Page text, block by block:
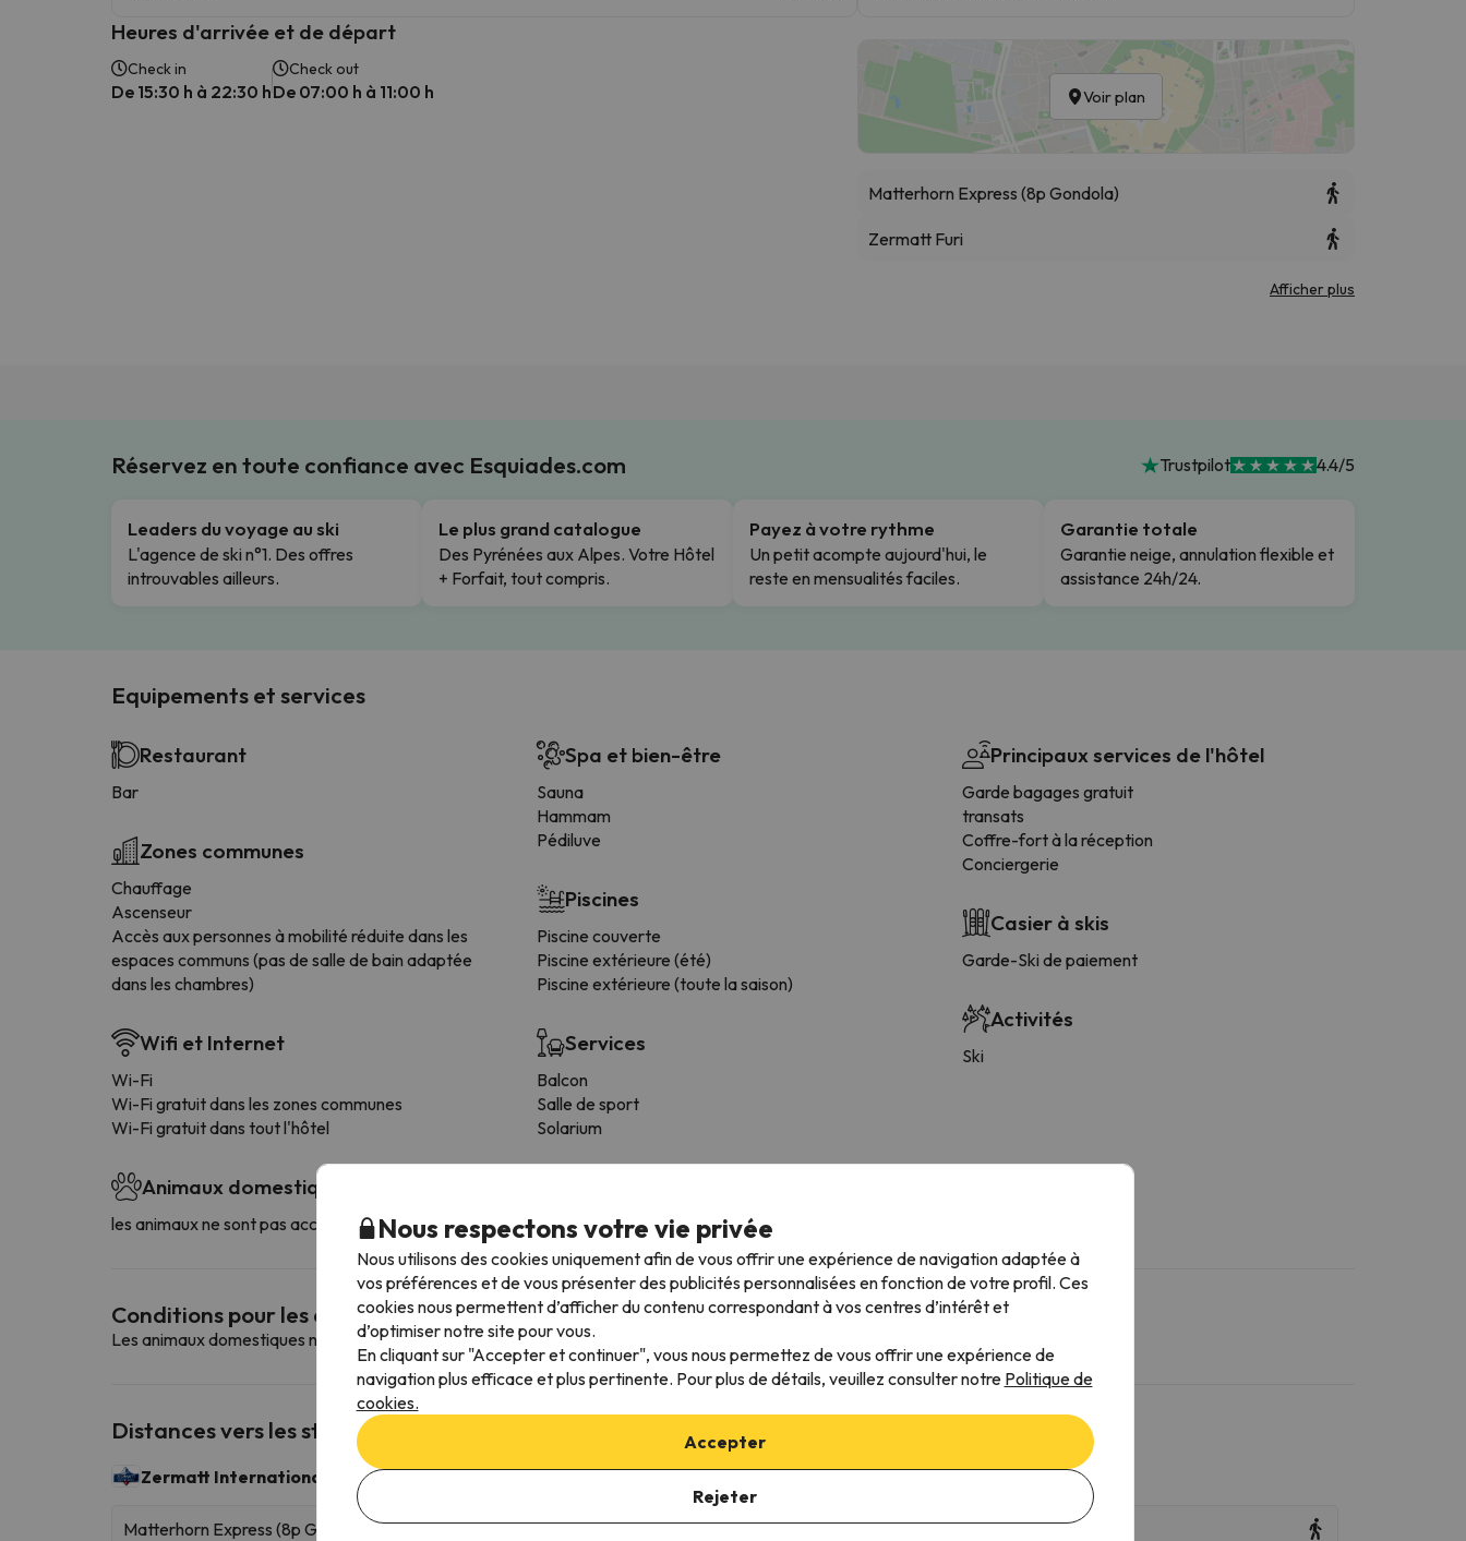
Heures d'arrivée et de départ
Check in
De 15:30 h à 22:30 h
Check out
De 07:00 h à 11:00 h Voir plan
Matterhorn Express (8p Gondola)
Zermatt Furi
Afficher plus
Réservez en toute confiance avec Esquiades.com Trustpilot 4.4/5
Leaders du voyage au ski
L'agence de ski n°1. Des offres
introuvables ailleurs.
Le plus grand catalogue
Des Pyrénées aux Alpes. Votre Hôtel
+ Forfait, tout compris.
Payez à votre rythme
Un petit acompte aujourd'hui, le
reste en mensualités faciles.
Garantie totale
Garantie neige, annulation flexible et
assistance 24h/24.
Equipements et services
Restaurant
Bar
Zones communes
Chauffage
Ascenseur
Accès aux personnes à mobilité réduite dans les
espaces communs (pas de salle de bain adaptée
dans les chambres)
Wifi et Internet
Wi-Fi
Wi-Fi gratuit dans les zones communes
Wi-Fi gratuit dans tout l'hôtel
Animaux domestiques
les animaux ne sont pas acceptés
Spa et bien-être
Sauna
Hammam
Pédiluve
Piscines
Piscine couverte
Piscine extérieure (été)
Piscine extérieure (toute la saison)
Services
Balcon
Salle de sport
Solarium
Principaux services de l'hôtel
Garde bagages gratuit
transats
Coffre-fort à la réception
Conciergerie
Casier à skis
Garde-Ski de paiement
Activités
Ski
Conditions pour les animaux de compagnie
Les animaux domestiques ne sont pas autorisés dans ce logement.
Distances vers les stations de ski les plus proches
Zermatt International 322 km skiables
Matterhorn Express (8p Gondola) Zermatt Furi
Nous respectons votre vie privée
Nous utilisons des cookies uniquement afin de vous offrir une expérience de navigation adaptée à
vos préférences et de vous présenter des publicités personnalisées en fonction de votre profil. Ces
cookies nous permettent d’afficher du contenu correspondant à vos centres d’intérêt et
d’optimiser notre site pour vous.
En cliquant sur "Accepter et continuer", vous nous permettez de vous offrir une expérience de
navigation plus efficace et plus pertinente. Pour plus de détails, veuillez consulter notre Politique de
cookies.
Accepter
Rejeter